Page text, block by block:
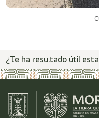
¿Te ha resultado útil